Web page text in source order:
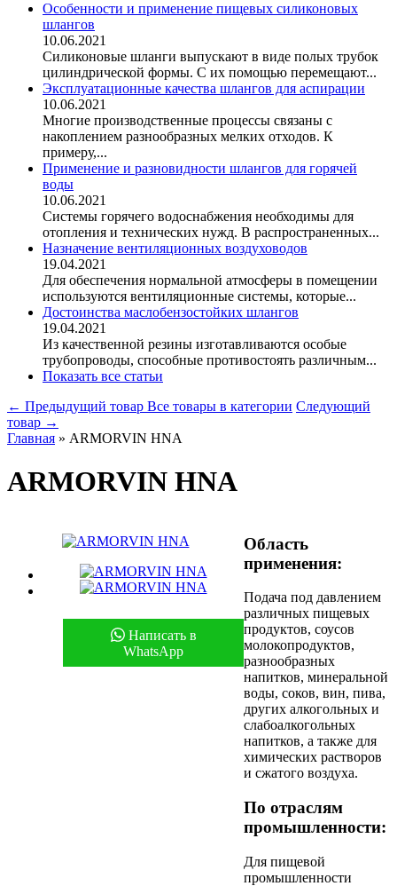
Особенности и применение пищевых силиконовых
шлангов
10.06.2021
Силиконовые шланги выпускают в виде полых трубок
цилиндрической формы. С их помощью перемещают...
Эксплуатационные качества шлангов для аспирации
10.06.2021
Многие производственные процессы связаны с
накоплением разнообразных мелких отходов. К
примеру,...
Применение и разновидности шлангов для горячей
воды
10.06.2021
Системы горячего водоснабжения необходимы для
отопления и технических нужд. В распространенных...
Назначение вентиляционных воздуховодов
19.04.2021
Для обеспечения нормальной атмосферы в помещении
используются вентиляционные системы, которые...
Достоинства маслобензостойких шлангов
19.04.2021
Из качественной резины изготавливаются особые
трубопроводы, способные противостоять различным...
Показать все статьи
← Предыдущий товар Все товары в категории Следующий
товар →
Главная » ARMORVIN HNA
ARMORVIN HNA
Написать в
WhatsApp
Область
применения:
Подача под давлением
различных пищевых
продуктов, соусов
молокопродуктов,
разнообразных
напитков, минеральной
воды, соков, вин, пива,
других алкогольных и
слабоалкогольных
напитков, а также для
химических растворов
и сжатого воздуха.
По отраслям
промышленности:
Для пищевой
промышленности